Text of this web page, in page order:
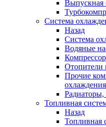
Выпускная
Система
Назад
Система
Водяные
Отопители
Прочие
охлаждения
Радиаторы,
Топливная
Назад
Топливная